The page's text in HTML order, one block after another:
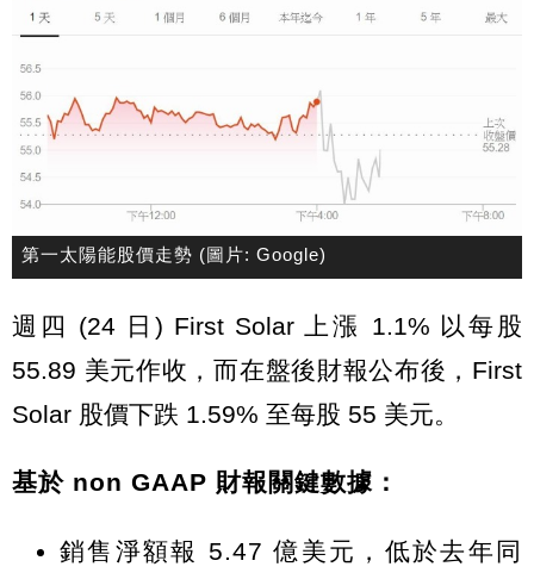
第一太陽能股價走勢 (圖片: Google)
週四 (24 日) First Solar 上漲 1.1% 以每股
55.89 美元作收，而在盤後財報公布後，First
Solar 股價下跌 1.59% 至每股 55 美元。
基於 non GAAP 財報關鍵數據：
銷售淨額報 5.47 億美元，低於去年同